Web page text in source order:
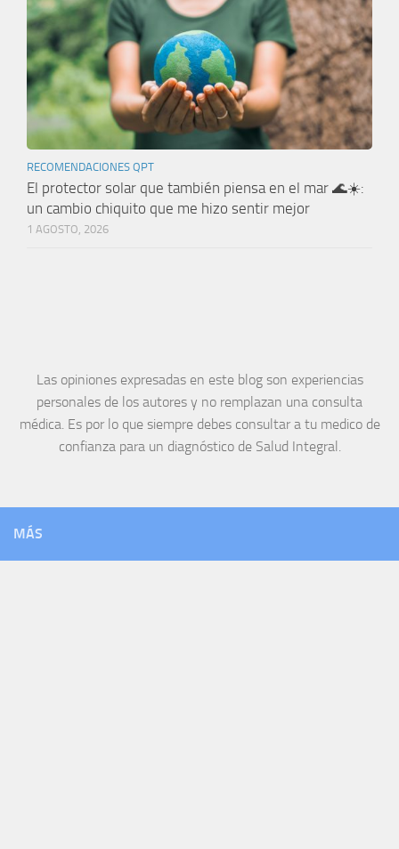
RECOMENDACIONES QPT
El protector solar que también piensa en el mar 🌊☀️:
un cambio chiquito que me hizo sentir mejor
1 AGOSTO, 2026
Las opiniones expresadas en este blog son experiencias
personales de los autores y no remplazan una consulta
médica. Es por lo que siempre debes consultar a tu medico de
confianza para un diagnóstico de Salud Integral.
MÁS